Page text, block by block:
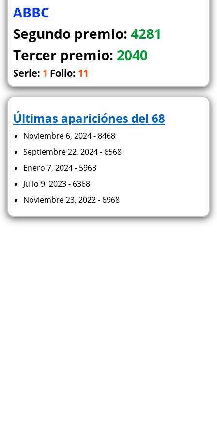
ABBC
Segundo premio: 4281
Tercer premio: 2040
Serie: 1 Folio: 11
Últimas apariciónes del 68
Noviembre 6, 2024 - 8468
Septiembre 22, 2024 - 6568
Enero 7, 2024 - 5968
Julio 9, 2023 - 6368
Noviembre 23, 2022 - 6968